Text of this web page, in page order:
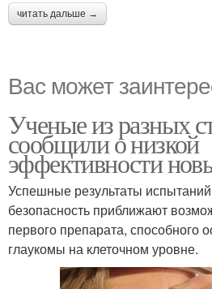
читать дальше →
Вас может
Ученые из разных
сообщили о низкой
эффективности
Успешные результаты испытаний
безопасность приближают
первого препарата, способного
глаукомы на клеточном уровне.